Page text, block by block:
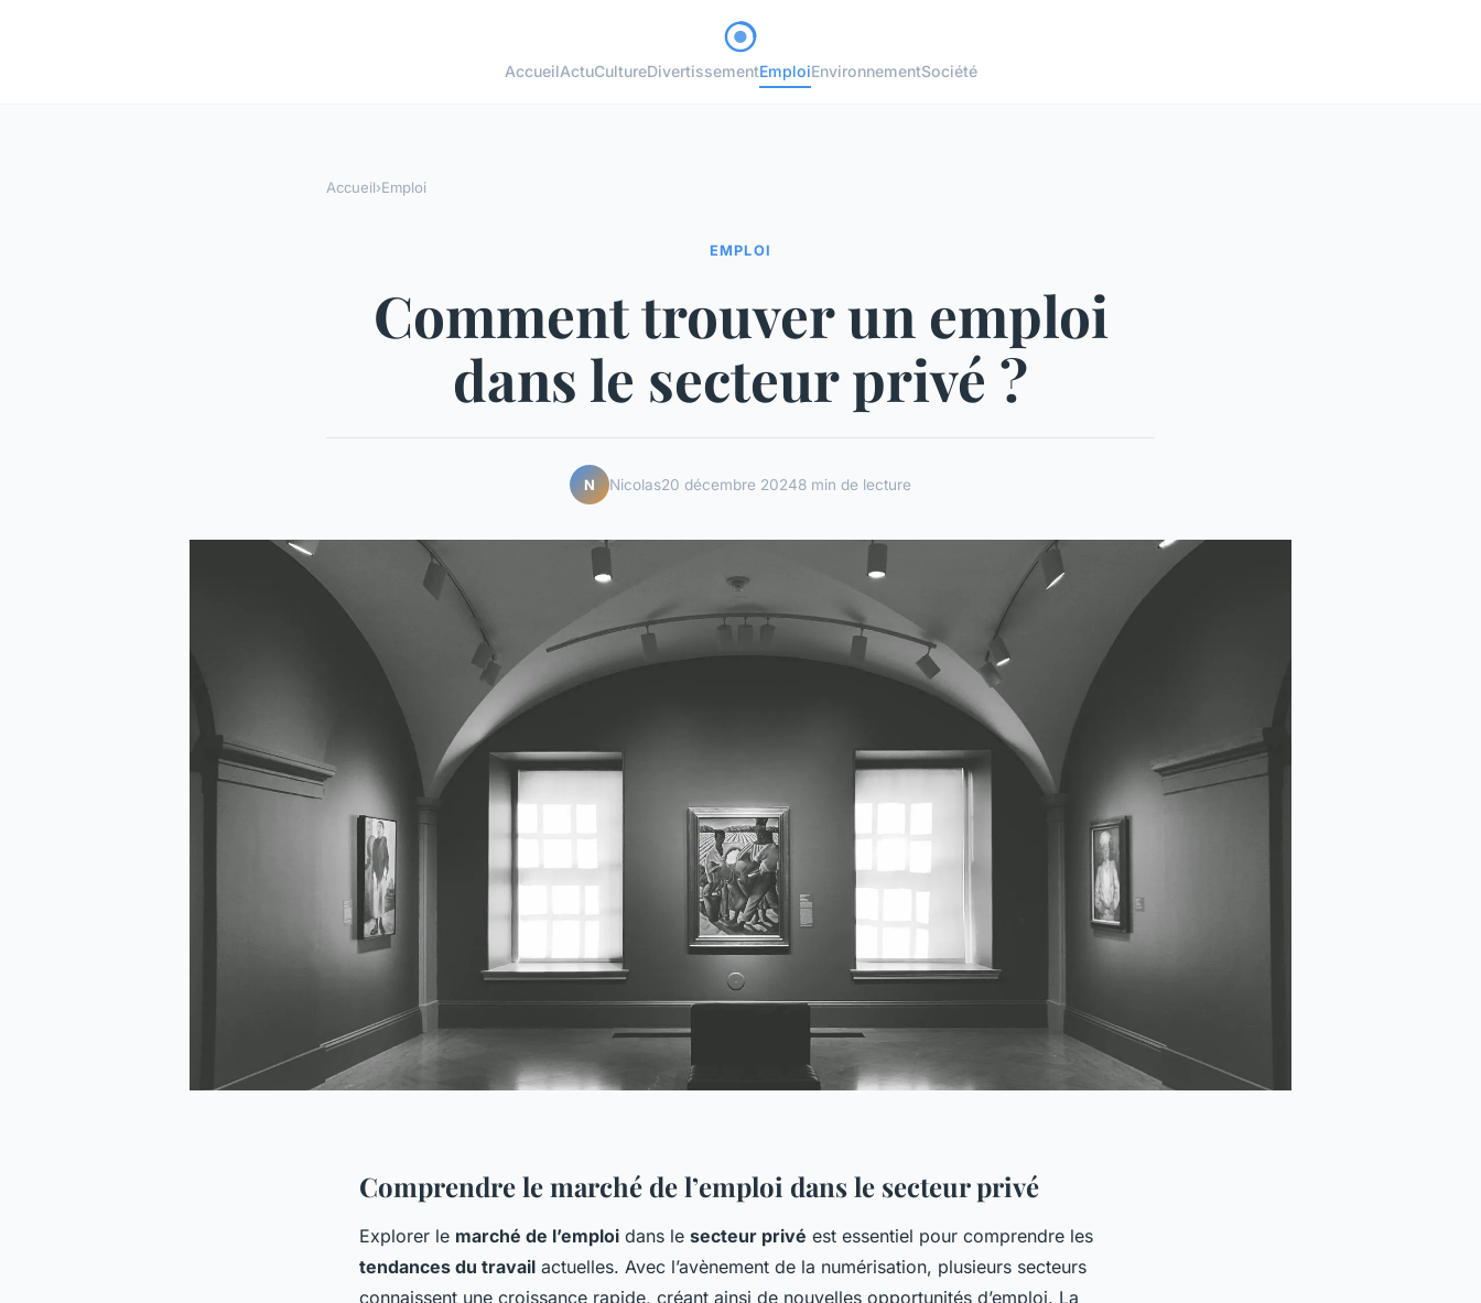
AccueilActuCultureDivertissementEmploiEnvironnementSociété
Accueil›Emploi
EMPLOI
Comment trouver un emploi
dans le secteur privé ?
N Nicolas20 décembre 20248 min de lecture
Comprendre le marché de l’emploi dans le secteur privé
Explorer le marché de l’emploi dans le secteur privé est essentiel pour comprendre les
tendances du travail actuelles. Avec l’avènement de la numérisation, plusieurs secteurs
connaissent une croissance rapide, créant ainsi de nouvelles opportunités d’emploi. La